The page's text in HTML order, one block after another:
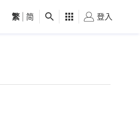
觀點 健康 好食玩飛
繁 简 登入